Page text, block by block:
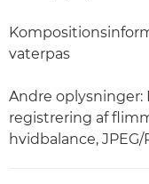
vaterpas
Andre oplysninger:
registrering af
hvidbalance,